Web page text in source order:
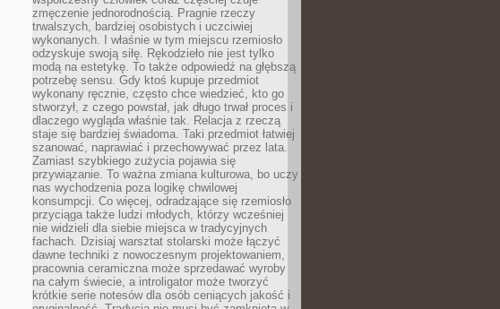
zmęczenie jednorodnością. Pragnie rzeczy
trwalszych, bardziej osobistych i uczciwiej
wykonanych. I właśnie w tym miejscu rzemiosło
odzyskuje swoją siłę. Rękodzieło nie jest tylko
modą na estetykę. To także odpowiedź na głębszą
potrzebę sensu. Gdy ktoś kupuje przedmiot
wykonany ręcznie, często chce wiedzieć, kto go
stworzył, z czego powstał, jak długo trwał proces i
dlaczego wygląda właśnie tak. Relacja z rzeczą
staje się bardziej świadoma. Taki przedmiot łatwiej
szanować, naprawiać i przechowywać przez lata.
Zamiast szybkiego zużycia pojawia się
przywiązanie. To ważna zmiana kulturowa, bo uczy
nas wychodzenia poza logikę chwilowej
konsumpcji. Co więcej, odradzające się rzemiosło
przyciąga także ludzi młodych, którzy wcześniej
nie widzieli dla siebie miejsca w tradycyjnych
fachach. Dzisiaj warsztat stolarski może łączyć
dawne techniki z nowoczesnym projektowaniem,
pracownia ceramiczna może sprzedawać wyroby
na całym świecie, a introligator może tworzyć
krótkie serie notesów dla osób ceniących jakość i